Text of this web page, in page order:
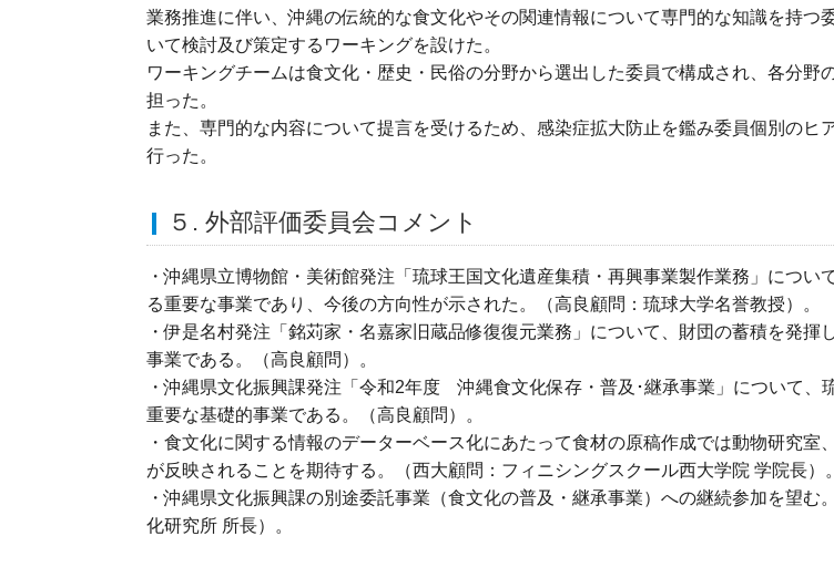
業務推進に伴い、沖縄の伝統的な食文化やその関連情報について専門的な知識を持つ
いて検討及び策定するワーキングを設けた。
ワーキングチームは食文化・歴史・民俗の分野から選出した委員で構成され、各分野
担った。
また、専門的な内容について提言を受けるため、感染症拡大防止を鑑み委員個別のヒ
行った。
５. 外部評価委員会コメント
・沖縄県立博物館・美術館発注「琉球王国文化遺産集積・再興事業製作業務」につい
る重要な事業であり、今後の方向性が示された。（高良顧問：琉球大学名誉教授）。
・伊是名村発注「銘苅家・名嘉家旧蔵品修復復元業務」について、財団の蓄積を発揮
事業である。（高良顧問）。
・沖縄県文化振興課発注「令和2年度 沖縄食文化保存・普及･継承事業」について、
重要な基礎的事業である。（高良顧問）。
・食文化に関する情報のデーターベース化にあたって食材の原稿作成では動物研究室
が反映されることを期待する。（西大顧問：フィニシングスクール西大学院 学院長）。
・沖縄県文化振興課の別途委託事業（食文化の普及・継承事業）への継続参加を望む
化研究所 所長）。